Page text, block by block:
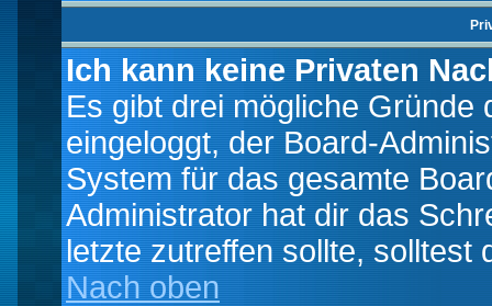
Ich kann keine Privaten
Es gibt drei mögliche Gründe
eingeloggt, der Board-
System für das gesamte
Administrator hat dir das
letzte zutreffen sollte, solltest
Nach oben